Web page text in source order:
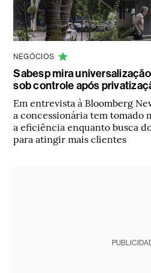
NEGÓCIOS
Sabesp mira
sob controle após
Em entrevista à Bloomberg
a concessionária tem tomado
a eficiência enquanto busca
para atingir mais clientes